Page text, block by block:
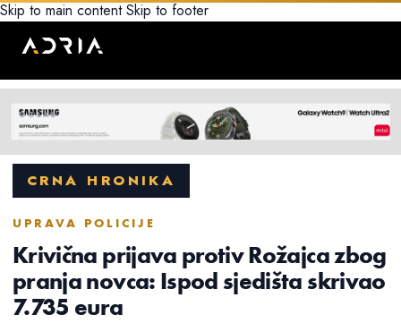
Skip to main content Skip to footer
CRNA HRONIKA
UPRAVA POLICIJE
Krivična prijava protiv Rožajca zbog
pranja novca: Ispod sjedišta skrivao
7.735 eura